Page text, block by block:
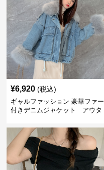
¥6,920 (税込)
ギャルファッション 豪華ファー
付きデニムジャケット アウタ